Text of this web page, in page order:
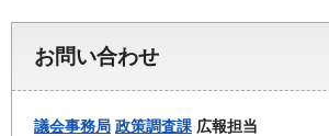
お問い合わせ
議会事務局 政策調査課 広報担当